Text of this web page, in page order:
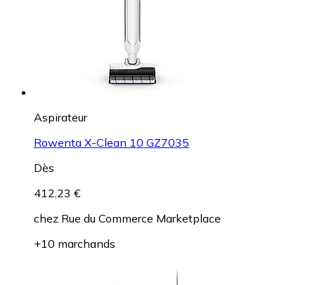
Aspirateur
Rowenta X-Clean 10 GZ7035
Dès
412,23 €
chez Rue du Commerce Marketplace
+10 marchands